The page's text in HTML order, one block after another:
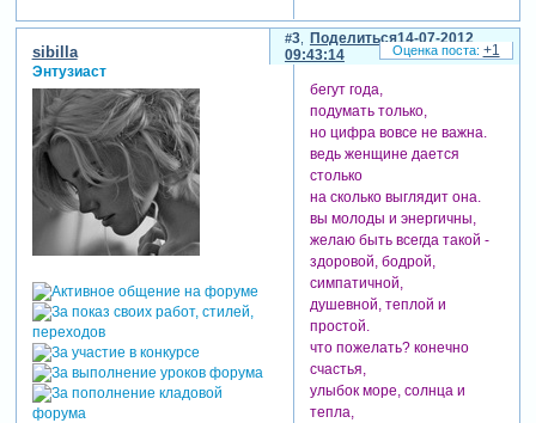
Поделиться
3
14-07-2012
09:43:14
sibilla
Энтузиаст
бегут года,
подумать только,
но цифра вовсе не важна.
ведь женщине дается
столько
на сколько выглядит она.
вы молоды и энергичны,
желаю быть всегда такой -
здоровой, бодрой,
симпатичной,
душевной, теплой и
простой.
что пожелать? конечно
счастья,
улыбок море, солнца и
тепла,
+1